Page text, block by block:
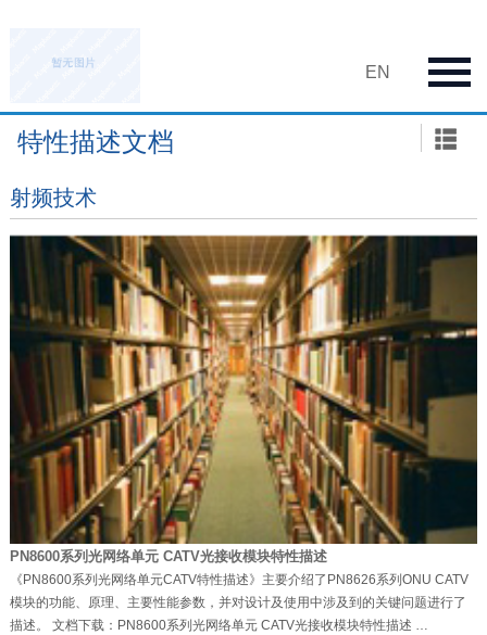
EN
特性描述文档
射频技术
PN8600系列光网络单元 CATV光接收模块特性描述
《PN8600系列光网络单元CATV特性描述》主要介绍了PN8626系列ONU CATV
模块的功能、原理、主要性能参数，并对设计及使用中涉及到的关键问题进行了
描述。 文档下载：PN8600系列光网络单元 CATV光接收模块特性描述 …